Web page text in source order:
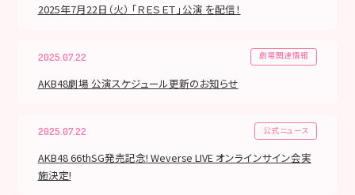
2025年7月22日（火） 「ＲＥＳＥＴ」公演 を配信！
2025.07.22 劇場関連情報
AKB48劇場 公演スケジュール更新のお知らせ
2025.07.22 公式ニュース
AKB48 66thSG発売記念! Weverse LIVE オンラインサイン会実
施決定!